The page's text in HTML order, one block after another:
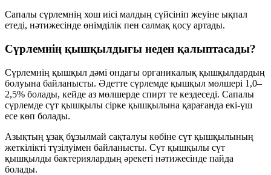
Сапалы сүрлемнің хош иісі малдың сүйсініп жеуіне ықпал
етеді, нәтижесінде өнімділік пен салмақ қосу артады.
Сүрлемнің қышқылдығы неден қалыптасады?
Сүрлемнің қышқыл дәмі ондағы органикалық қышқылдардың
болуына байланысты. Әдетте сүрлемде қышқыл мөлшері 1,0–
2,5% болады, кейде аз мөлшерде спирт те кездеседі. Сапалы
сүрлемде сүт қышқылы сірке қышқылына қарағанда екі-үш
есе көп болады.
Азықтың ұзақ бұзылмай сақталуы көбіне сүт қышқылының
жеткілікті түзілуімен байланысты. Сүт қышқылы сүт
қышқылды бактериялардың әрекеті нәтижесінде пайда
болады.